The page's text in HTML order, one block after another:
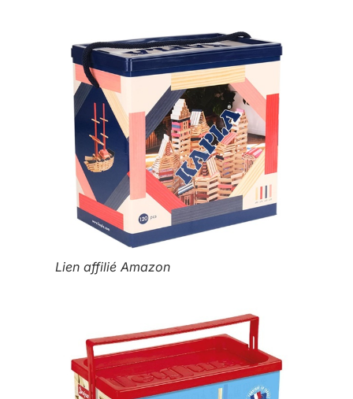
Lien affilié Amazon